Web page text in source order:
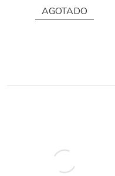
AGOTADO